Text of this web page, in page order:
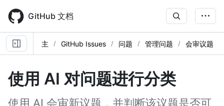
main
content
GitHub 文档
主 GitHub Issues 问题 管理问题 会审议题
使用 AI 对问题进行分类
使用 AI 会审新议题，并判断该议题是否可